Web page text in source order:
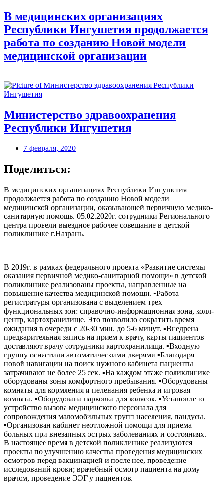
В медицинских организациях
Республики Ингушетия продолжается
работа по созданию Новой модели
медицинской организации
Министерство здравоохранения
Республики Ингушетия
7 февраля, 2020
Поделиться:
В медицинских организациях Республики Ингушетия
продолжается работа по созданию Новой модели
медицинской организации, оказывающей первичную медико-
санитарную помощь. 05.02.2020г. сотрудники Регионального
центра провели выездное рабочее совещание в детской
поликлинике г.Назрань.
В 2019г. в рамках федерального проекта «Развитие системы
оказания первичной медико-санитарной помощи» в детской
поликлинике реализованы проекты, направленные на
повышение качества медицинской помощи. ▪Работа
регистратуры организована с выделением трех
функциональных зон: справочно-информационная зона, колл-
центр, картохранилище. Это позволило сократить время
ожидания в очереди с 20-30 мин. до 5-6 минут. ▪Внедрена
предварительная запись на прием к врачу, карты пациентов
доставляют врачу сотрудники картохранилища. ▪Входную
группу оснастили автоматическими дверями ▪Благодаря
новой навигации на поиск нужного кабинета пациенты
затрачивают не более 25 сек. ▪На каждом этаже поликлинике
оборудованы зоны комфортного пребывания. ▪Оборудованы
комнаты для кормления и пеленания ребенка и игровая
комната. ▪Оборудована парковка для колясок. ▪Установлено
устройство вызова медицинского персонала для
сопровождения маломобильных групп населения, пандусы.
▪Организован кабинет неотложной помощи для приема
больных при внезапных острых заболеваниях и состояниях.
В настоящее время в детской поликлинике реализуются
проекты по улучшению качества проведения медицинских
осмотров перед вакцинацией и после нее, проведение
исследований крови; врачебный осмотр пациента на дому
врачом, проведение ЭЭГ у пациентов.